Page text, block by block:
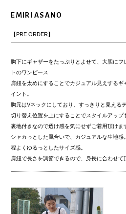
EMIRI ASANO
【PRE ORDER】
胸下にギャザーをたっぷりとよせて、大胆に
トのワンピース
肩紐を太めにすることでカジュアル見えする
イント。
胸元はVネックにしており、すっきりと見える
切り替え位置を上にすることでスタイルアップ
裏地付きなので透け感を気にせずご着用頂けま
シャカっとした風合いで、カジュアルな生地感。
程よくゆるっとしたサイズ感。
肩紐で長さを調節できるので、身長に合わせて